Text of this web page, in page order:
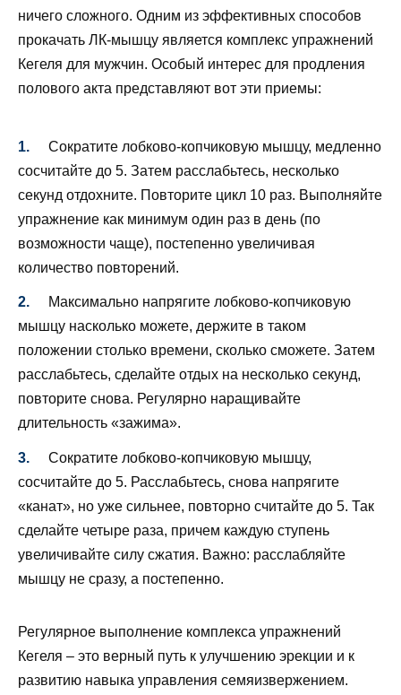
ничего сложного. Одним из эффективных способов
прокачать ЛК-мышцу является комплекс упражнений
Кегеля для мужчин. Особый интерес для продления
полового акта представляют вот эти приемы:
Сократите лобково-копчиковую мышцу, медленно
сосчитайте до 5. Затем расслабьтесь, несколько
секунд отдохните. Повторите цикл 10 раз. Выполняйте
упражнение как минимум один раз в день (по
возможности чаще), постепенно увеличивая
количество повторений.
Максимально напрягите лобково-копчиковую
мышцу насколько можете, держите в таком
положении столько времени, сколько сможете. Затем
расслабьтесь, сделайте отдых на несколько секунд,
повторите снова. Регулярно наращивайте
длительность «зажима».
Сократите лобково-копчиковую мышцу,
сосчитайте до 5. Расслабьтесь, снова напрягите
«канат», но уже сильнее, повторно считайте до 5. Так
сделайте четыре раза, причем каждую ступень
увеличивайте силу сжатия. Важно: расслабляйте
мышцу не сразу, а постепенно.
Регулярное выполнение комплекса упражнений
Кегеля – это верный путь к улучшению эрекции и к
развитию навыка управления семяизвержением.